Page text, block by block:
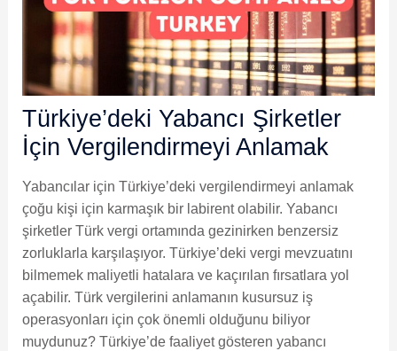
Türkiye’deki Yabancı Şirketler
İçin Vergilendirmeyi Anlamak
Yabancılar için Türkiye’deki vergilendirmeyi anlamak
çoğu kişi için karmaşık bir labirent olabilir. Yabancı
şirketler Türk vergi ortamında gezinirken benzersiz
zorluklarla karşılaşıyor. Türkiye’deki vergi mevzuatını
bilmemek maliyetli hatalara ve kaçırılan fırsatlara yol
açabilir. Türk vergilerini anlamanın kusursuz iş
operasyonları için çok önemli olduğunu biliyor
muydunuz? Türkiye’de faaliyet gösteren yabancı